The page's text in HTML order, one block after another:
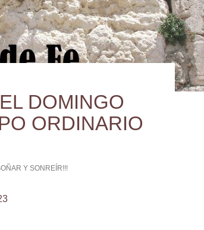
DOMINGO
ORDINARIO
Y SONREÍR!!!